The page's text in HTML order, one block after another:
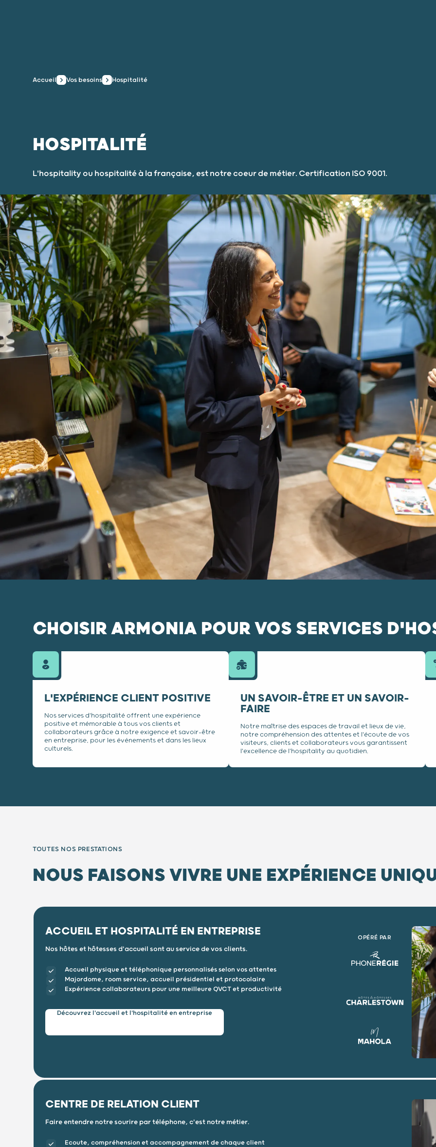
Accueil Vos besoins Hospitalité
HOSPITALITÉ
L'hospitality ou hospitalité à la française, est notre coeur de métier. Certification ISO 9001.
CHOISIR ARMONIA POUR VOS SERVICES
L'EXPÉRIENCE CLIENT POSITIVE
Nos services d'hospitalité offrent une expérience
positive et mémorable à tous vos clients et
collaborateurs grâce à notre exigence et savoir-être
en entreprise, pour les événements et dans les lieux
culturels.
UN SAVOIR-ÊTRE ET UN SAVOIR-
FAIRE
Notre maîtrise des espaces de travail et lieux de vie,
notre compréhension des attentes et l'écoute de vos
visiteurs, clients et collaborateurs vous garantissent
l'excellence de l'hospitality au quotidien.
TOUTES NOS PRESTATIONS
NOUS FAISONS VIVRE UNE EXPÉRIENCE
ACCUEIL ET HOSPITALITÉ EN ENTREPRISE
Nos hôtes et hôtesses d'accueil sont au service de vos clients.
Accueil physique et téléphonique personnalisés selon vos attentes
Majordome, room service, accueil présidentiel et protocolaire
Expérience collaborateurs pour une meilleure QVCT et productivité
Découvrez l'accueil et l'hospitalité en entreprise
OPÉRÉ PAR
CENTRE DE RELATION CLIENT
Faire entendre notre sourire par téléphone, c'est notre métier.
Ecoute, compréhension et accompagnement de chaque client